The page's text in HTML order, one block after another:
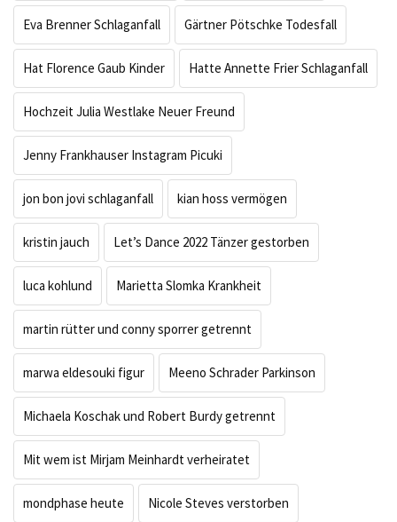
Eva Brenner Schlaganfall Gärtner Pötschke Todesfall
Hat Florence Gaub Kinder Hatte Annette Frier Schlaganfall
Hochzeit Julia Westlake Neuer Freund
Jenny Frankhauser Instagram Picuki
jon bon jovi schlaganfall kian hoss vermögen
kristin jauch Let’s Dance 2022 Tänzer gestorben
luca kohlund Marietta Slomka Krankheit
martin rütter und conny sporrer getrennt
marwa eldesouki figur Meeno Schrader Parkinson
Michaela Koschak und Robert Burdy getrennt
Mit wem ist Mirjam Meinhardt verheiratet
mondphase heute Nicole Steves verstorben